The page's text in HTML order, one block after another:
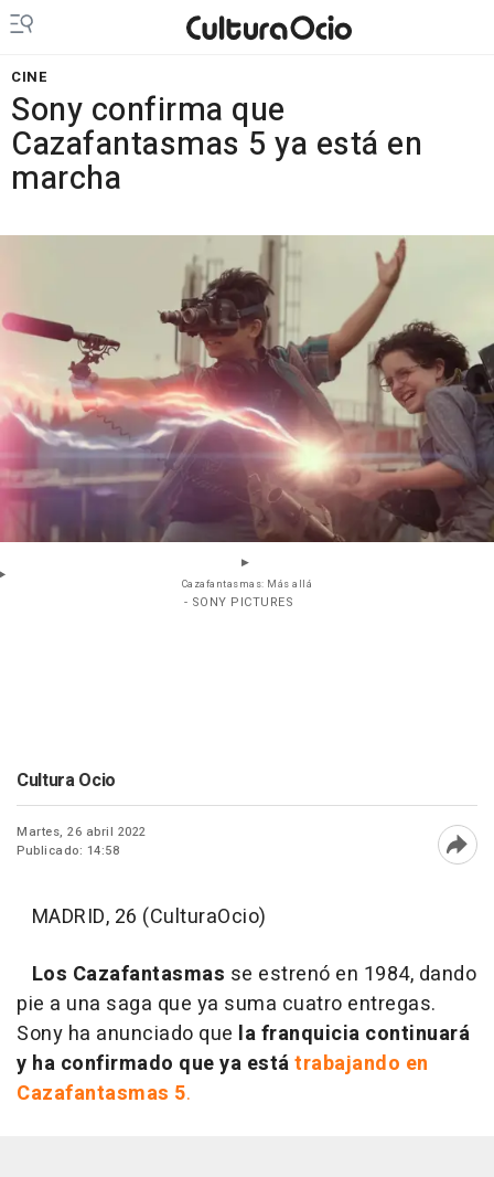
CINE
Sony confirma que
Cazafantasmas 5 ya está en
marcha
Cazafantasmas: Más allá
- SONY PICTURES
Cultura Ocio
Martes, 26 abril 2022
Publicado: 14:58
MADRID, 26 (CulturaOcio)
Los Cazafantasmas se estrenó en 1984, dando
pie a una saga que ya suma cuatro entregas.
Sony ha anunciado que la franquicia continuará
y ha confirmado que ya estátrabajando en
Cazafantasmas 5.